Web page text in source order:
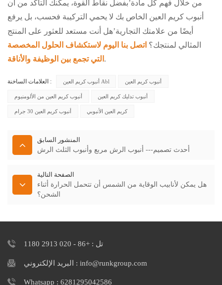
من خلال فهم كل مادة’بفضل نقاط القوة، يمكنك التأكد من أن
أنبوب كريم العين الخاص بك لا يحمي التركيبة فحسب، بل يرفع
أيضًا من علامتك التجارية’هل أنت مستعد للعثور على المنتج
المثالي لمنتجك؟ اتصل بنا اليوم لاستكشاف الحلول المخصصة
التي تجمع بين الوظيفة والأناقة .
العلامات الساخنة : أنبوب كريم العين Abl أنبوب كريم العين
أنبوب كريم العين من الألومنيوم أنبوب تدليك كريم العين
أنبوب كريم العين 30 جرام كريم العين الأنبوبي
المنشور السابق
أحدث تصميم--- أنبوب الرش مربع وأنبوب الثلث الرش
الصفحة التالية
هل يمكن لأنابيب الوقاية من الشمس أن تتحمل الحرارة أثناء
الشحن؟
تل : +86 - 020 2913 1180
البريد الإلكتروني : info@runkgroup.com
Whatsapp : 6281295042586